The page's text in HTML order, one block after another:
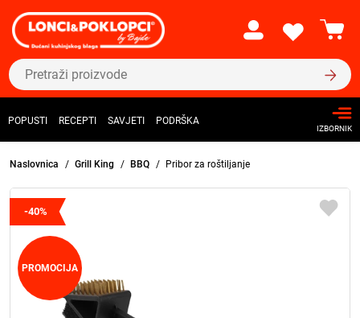
POPUSTI RECEPTI SAVJETI PODRŠKA
IZBORNIK
Naslovnica Grill King BBQ Pribor za roštiljanje
-40%
PROMOCIJA